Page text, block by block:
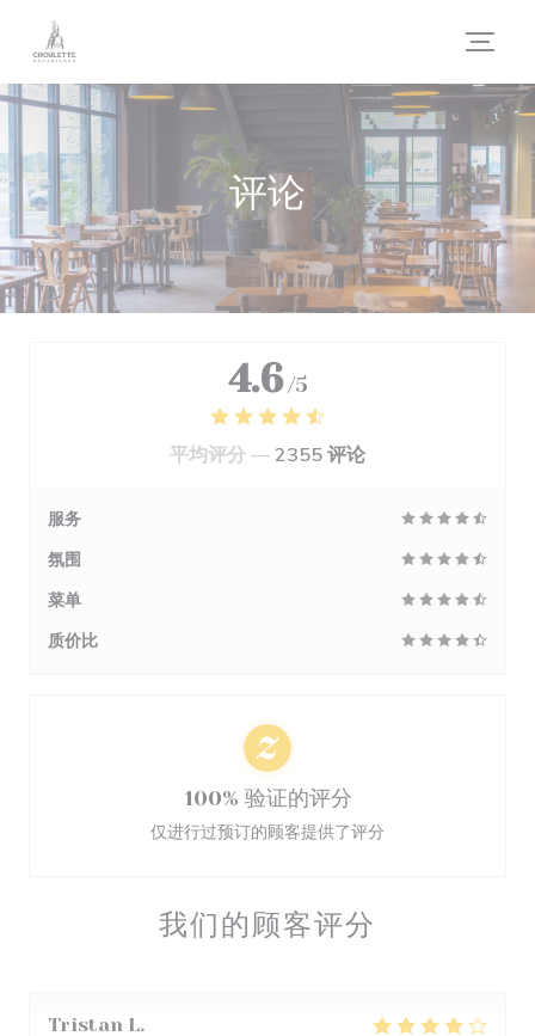
Cookie管理面板
评论
我们的顾客评分
Tristan L
4.6 /5
平均评分 —2355 评论
服务
氛围
菜单
质价比
100% 验证的评分
仅进行过预订的顾客提供了评分